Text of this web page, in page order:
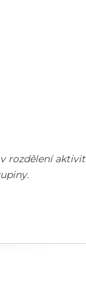
rozdělení aktivit